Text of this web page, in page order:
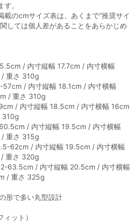
。
載のcmサイズ表は、あくまで“推奨サイ
しては個人差があることをあらかじめ
/ 内寸縦幅 17.7cm / 内寸横幅
重さ 310g
/ 内寸縦幅 18.1cm / 内寸横幅
/ 重さ 310g
/ 内寸縦幅 18.5cm / 内寸横幅 16cm
310g
/ 内寸縦幅 19.5cm / 内寸横幅
重さ 315g
62cm / 内寸縦幅 19.5cm / 内寸横幅
重さ 320g
63.5cm / 内寸縦幅 20.5cm / 内寸横幅
/ 重さ 325g
形で多い丸型設計
ィット）